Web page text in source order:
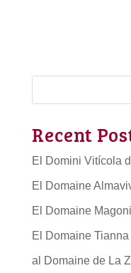
Recent
El Domini Vitícola
El Domaine
El Domaine
El Domaine
al Domaine de La